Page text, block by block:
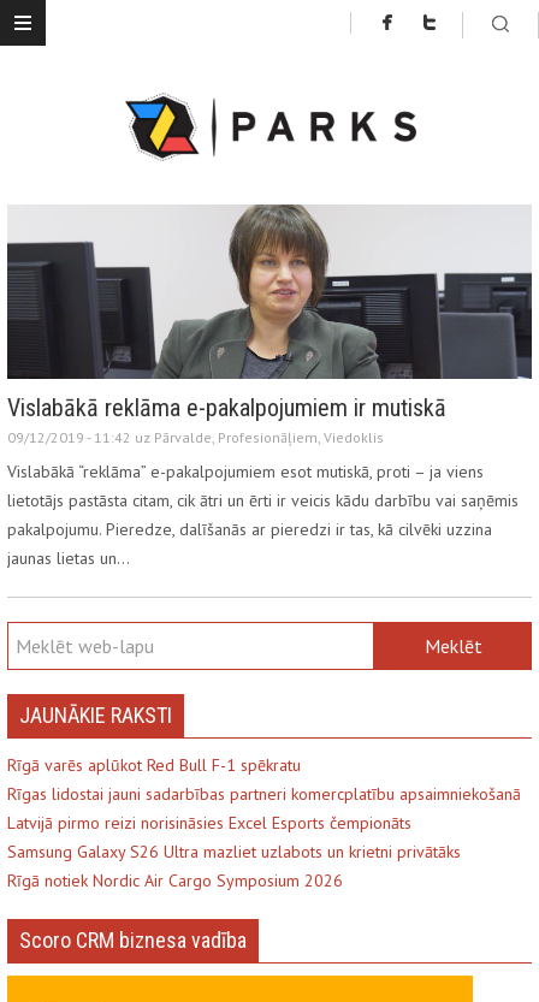
Vislabākā reklāma e-pakalpojumiem ir mutiskā
09/12/2019 - 11:42 uz Pārvalde, Profesionāļiem, Viedoklis
Vislabākā “reklāma” e-pakalpojumiem esot mutiskā, proti – ja viens
lietotājs pastāsta citam, cik ātri un ērti ir veicis kādu darbību vai saņēmis
pakalpojumu. Pieredze, dalīšanās ar pieredzi ir tas, kā cilvēki uzzina
jaunas lietas un…
JAUNĀKIE RAKSTI
Rīgā varēs aplūkot Red Bull F-1 spēkratu
Rīgas lidostai jauni sadarbības partneri komercplatību apsaimniekošanā
Latvijā pirmo reizi norisināsies Excel Esports čempionāts
Samsung Galaxy S26 Ultra mazliet uzlabots un krietni privātāks
Rīgā notiek Nordic Air Cargo Symposium 2026
Scoro CRM biznesa vadība